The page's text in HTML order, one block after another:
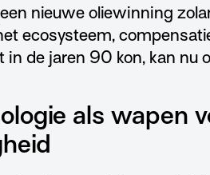
nieuwe oliewinning
ecosysteem,
in de jaren 90 kon, kan nu
als wapen